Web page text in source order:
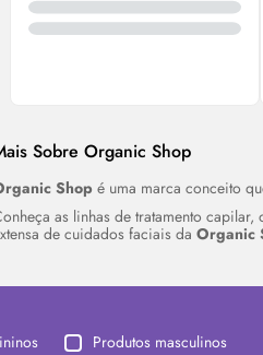
Sobre Organic Shop
Shop é uma marca conceito
as linhas de tratamento
de cuidados faciais daOrganic
Produtos masculinos